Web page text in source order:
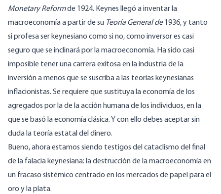
Monetary Reformde 1924. Keynes llegó a inventar la
macroeconomía a partir de su Teoría General de1936, y tanto
si profesa ser keynesiano como si no, como inversor es casi
seguro que se inclinará por la macroeconomía. Ha sido casi
imposible tener una carrera exitosa en la industria de la
inversión a menos que se suscriba a las teorías keynesianas
inflacionistas. Se requiere que sustituya la economía de los
agregados por la de la acción humana de los individuos, en la
que se basó la economía clásica. Y con ello debes aceptar sin
duda la teoría estatal del dinero.
Bueno, ahora estamos siendo testigos del cataclismo del final
de la falacia keynesiana: la destrucción de la macroeconomía en
un fracaso sistémico centrado en los mercados de papel para el
oro y la plata.